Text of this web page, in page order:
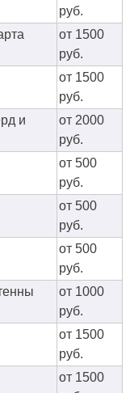
руб.
от 1500
руб.
от 1500
руб.
и
от 2000
руб.
от 500
руб.
от 500
руб.
от 500
руб.
от 1000
руб.
от 1500
руб.
от 1500